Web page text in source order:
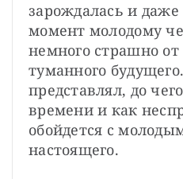
зарождалась и
момент молодому
немного страшно от
туманного
представлял, до
времени и как
обойдется с
настоящего.